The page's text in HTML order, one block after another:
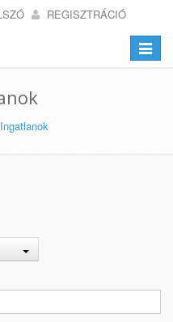
REGISZTRÁCIÓ
Toggle
Ingatlanok